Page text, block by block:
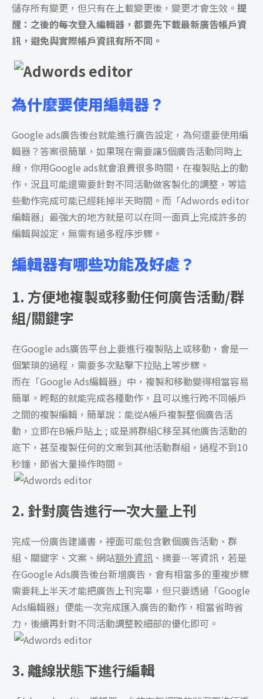
儲存所有變更，但只有在上載變更後，變更才會生效。 提
醒：之後的每次登入編輯器，都要先下載最新廣告帳戶資
訊，避免與實際帳戶資訊有所不同。
為什麼要使用編輯器？
Google ads廣告後台就能進行廣告設定，為何還要使用編
輯器？答案很簡單，如果現在需要讓5個廣告活動同時上
線，你用Google ads就會浪費很多時間，在複製貼上的動
作，況且可能還需要針對不同活動做客製化的調整，等這
些動作完成可能已經耗掉半天時間。而「Adwords editor
編輯器」 最強大的地方就是可以在同一面頁上完成許多的
編輯與設定，無需有過多程序步驟。
編輯器有哪些功能及好處？
1. 方便地複製或移動任何廣告活動/群
組/關鍵字
在Google ads廣告平台上要進行複製貼上或移動，會是一
個繁瑣的過程，需要多次點擊下拉貼上等步驟。
而在「Google Ads編輯器」 中，複製和移動變得相當容易
簡單。輕鬆的就能完成各種動作，且可以進行跨不同帳戶
之間的複製編輯，簡單說：能從A帳戶複製整個廣告活
動，立即在B帳戶貼上 ; 或是將群組C移至其他廣告活動的
底下，甚至複製任何的文案到其他活動群組，過程不到10
秒鐘，節省大量操作時間。
2. 針對廣告進行一次大量上刊
完成一份廣告建議書，裡面可能包含數個廣告活動、群
組、關鍵字、文案、網站額外資訊 、摘要…等資訊，若是
在Google Ads廣告後台新增廣告，會有相當多的重複步驟
需要耗上半天才能把廣告上刊完畢，但只要透過「Google
Ads編輯器」便能一次完成匯入廣告的動作，相當省時省
力，後續再針對不同活動調整較細部的優化即可。
3. 離線狀態下進行編輯